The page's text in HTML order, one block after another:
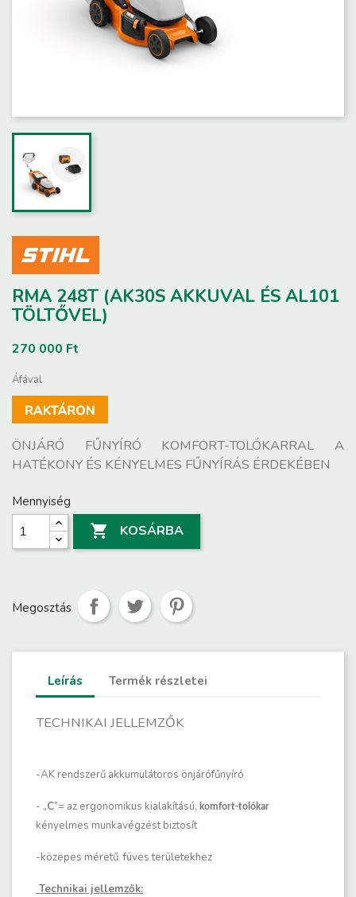
RMA 248T (AK30S AKKUVAL ÉS AL101
TÖLTŐVEL)
270 000 Ft
Áfával
ÖNJÁRÓ FŰNYÍRÓ KOMFORT-TOLÓKARRAL A
HATÉKONY ÉS KÉNYELMES FŰNYÍRÁS ÉRDEKÉBEN
Mennyiség
 KOSÁRBA
Megosztás
Leírás Termék részletei
TECHNIKAI JELLEMZŐK
-AK rendszerű akkumulátoros önjárófűnyíró
- „C”= az ergonomikus kialakítású, komfort-tolókar
kényelmes munkavégzést biztosít
-közepes méretű füves területekhez
Technikai jellemzők: